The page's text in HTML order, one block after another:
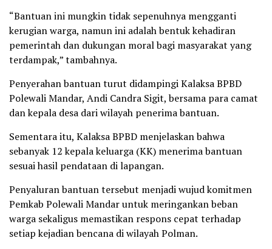
“Bantuan ini mungkin tidak sepenuhnya mengganti
kerugian warga, namun ini adalah bentuk kehadiran
pemerintah dan dukungan moral bagi masyarakat yang
terdampak,” tambahnya.
Penyerahan bantuan turut didampingi Kalaksa BPBD
Polewali Mandar, Andi Candra Sigit, bersama para camat
dan kepala desa dari wilayah penerima bantuan.
Sementara itu, Kalaksa BPBD menjelaskan bahwa
sebanyak 12 kepala keluarga (KK) menerima bantuan
sesuai hasil pendataan di lapangan.
Penyaluran bantuan tersebut menjadi wujud komitmen
Pemkab Polewali Mandar untuk meringankan beban
warga sekaligus memastikan respons cepat terhadap
setiap kejadian bencana di wilayah Polman.